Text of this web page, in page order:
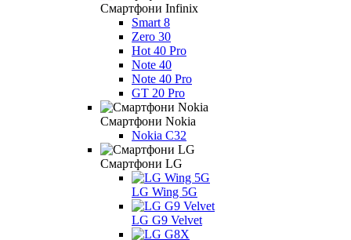
Смартфони Infinix
Smart 8
Zero 30
Hot 40 Pro
Note 40
Note 40 Pro
GT 20 Pro
Смартфони Nokia
Nokia C32
Смартфони LG
LG Wing 5G
LG G9 Velvet